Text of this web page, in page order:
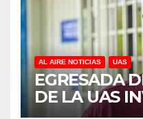
AL AIRE NOTICIAS UAS
EGRESADA
DE LA UAS
ANTICIPADO